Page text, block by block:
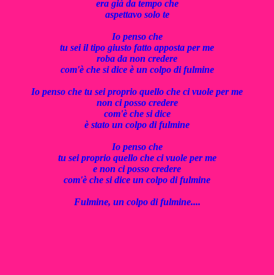
era già da tempo che
aspettavo solo te
Io penso che
tu sei il tipo giusto fatto apposta per me
roba da non credere
com'è che si dice è un colpo di fulmine
Io penso che tu sei proprio quello che ci vuole per me
non ci posso credere
com'è che si dice
è stato un colpo di fulmine
Io penso che
tu sei proprio quello che ci vuole per me
e non ci posso credere
com'è che si dice un colpo di fulmine
Fulmine, un colpo di fulmine....